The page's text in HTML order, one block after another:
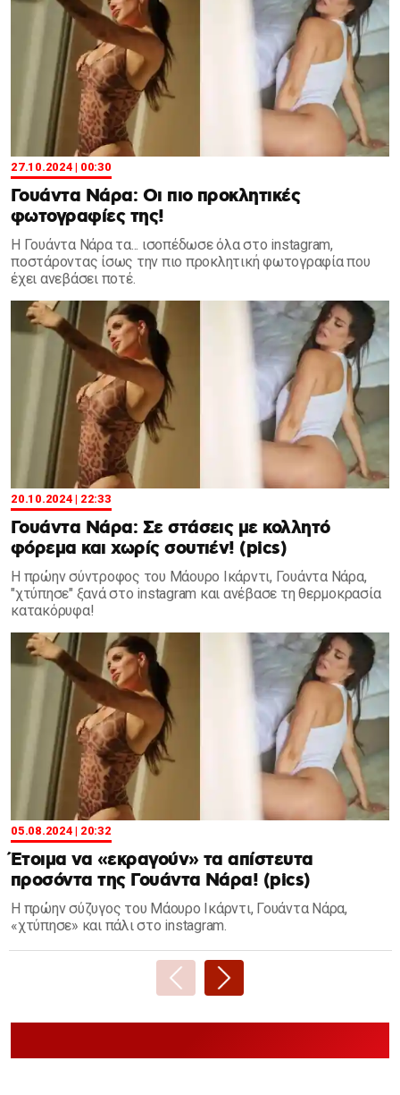
27.10.2024 | 00:30
Γουάντα Νάρα: Οι πιο προκλητικές
φωτογραφίες της!
Η Γουάντα Νάρα τα... ισοπέδωσε όλα στο instagram,
ποστάροντας ίσως την πιο προκλητική φωτογραφία που
έχει ανεβάσει ποτέ.
20.10.2024 | 22:33
Γουάντα Νάρα: Σε στάσεις με κολλητό
φόρεμα και χωρίς σουτιέν! (pics)
Η πρώην σύντροφος του Μάουρο Ικάρντι, Γουάντα Νάρα,
"χτύπησε" ξανά στο instagram και ανέβασε τη θερμοκρασία
κατακόρυφα!
05.08.2024 | 20:32
Έτοιμα να «εκραγούν» τα απίστευτα
προσόντα της Γουάντα Νάρα! (pics)
Η πρώην σύζυγος του Μάουρο Ικάρντι, Γουάντα Νάρα,
«χτύπησε» και πάλι στο instagram.